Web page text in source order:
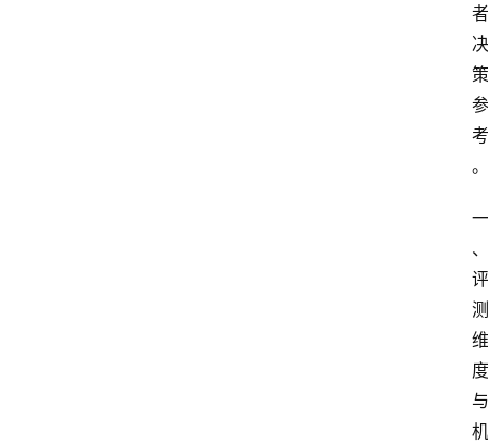
者
决
策
参
考
。
一
、
评
测
维
度
与
机